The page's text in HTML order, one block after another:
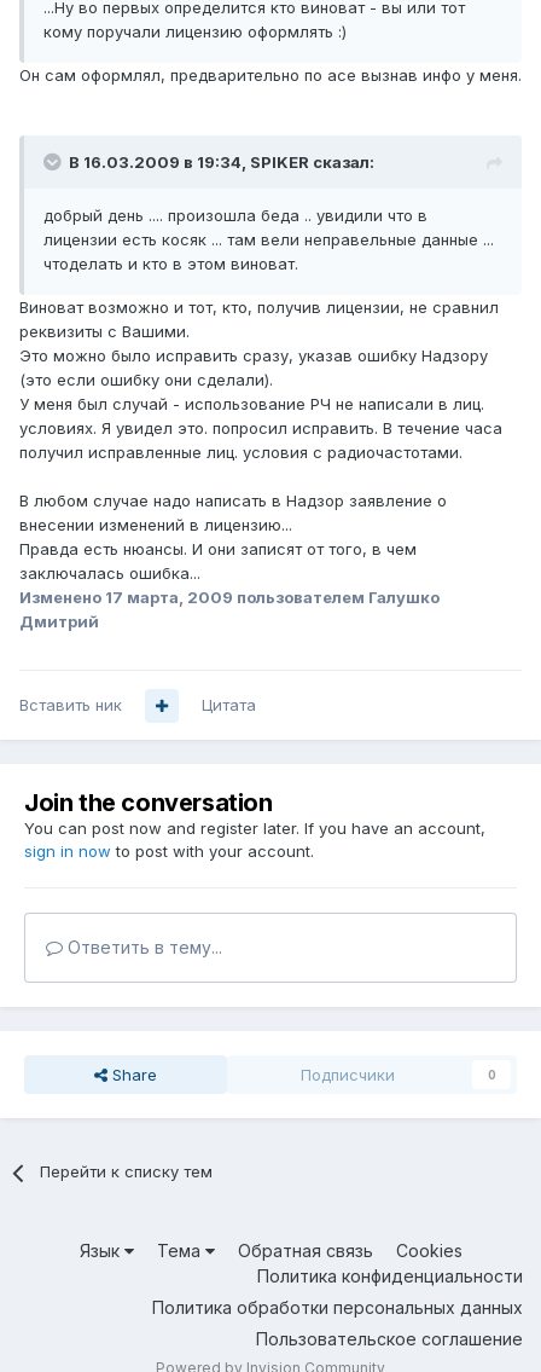
...Ну во первых определится кто виноват - вы или тот
кому поручали лицензию оформлять :)
Он сам оформлял, предварительно по асе вызнав инфо у меня.
В 16.03.2009 в 19:34, SPIKER сказал:
добрый день .... произошла беда .. увидили что в
лицензии есть косяк ... там вели неправельные данные ...
чтоделать и кто в этом виноват.
Виноват возможно и тот, кто, получив лицензии, не сравнил
реквизиты с Вашими.
Это можно было исправить сразу, указав ошибку Надзору
(это если ошибку они сделали).
У меня был случай - использование РЧ не написали в лиц.
условиях. Я увидел это. попросил исправить. В течение часа
получил исправленные лиц. условия с радиочастотами.
В любом случае надо написать в Надзор заявление о
внесении изменений в лицензию...
Правда есть нюансы. И они записят от того, в чем
заключалась ошибка...
Изменено 17 марта, 2009 пользователем Галушко
Дмитрий
Вставить ник Цитата
Join the conversation
You can post now and register later. If you have an account,
sign in now to post with your account.
Ответить в тему...
Share Подписчики 0
Перейти к списку тем
Язык Тема Обратная связь
Cookies
Политика конфиденциальности
Политика обработки персональных данных
Пользовательское соглашение
Powered by Invision Community